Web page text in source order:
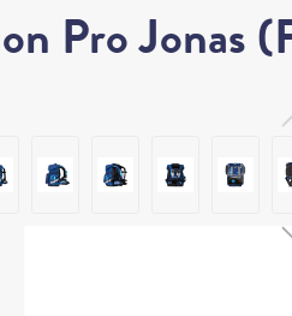
Pro Jonas